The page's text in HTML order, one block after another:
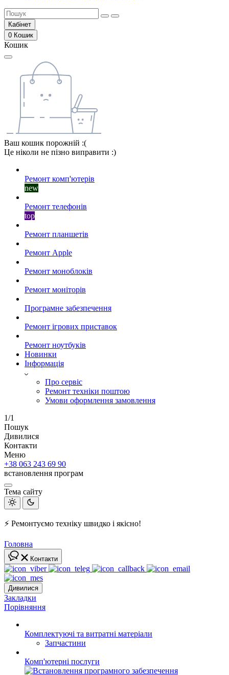
Кабінет
0 Кошик
Кошик
Ваш кошик порожній :(
Це ніколи не пізно виправити :)
Ремонт комп'ютерів
new
Ремонт телефонів
top
Ремонт планшетів
Ремонт Apple
Ремонт моноблоків
Ремонт моніторів
Програмне забезпечення
Ремонт ігрових приставок
Ремонт ноутбуків
Новинки
Інформація
Про сервіс
Ремонт техніки поштою
Умови оформлення замовлення
1/1
Пошук
Дивилися
Контакти
Меню
+38 063 243 69 90
встановлення програм
Тема сайту
⚡ Ремонтуємо техніку швидко і якісно!
Головна
Контакти
Дивилися
Закладки
Порівняння
Комплектуючі та витратні матеріали
Запчастини
Комп'ютерні послуги